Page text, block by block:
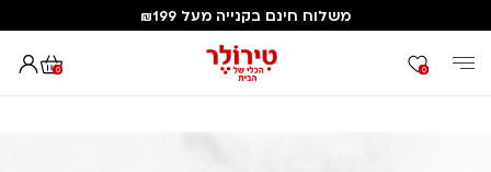
משלוח חינם בקנייה מעל ₪199
0 0
דף הבית Out of Stock Alert 2025/04/06 1743957469